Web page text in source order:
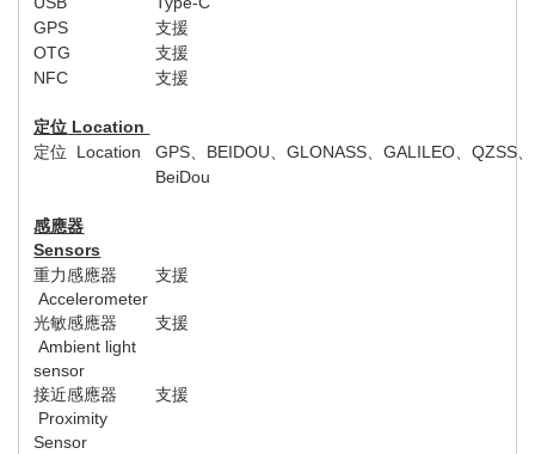
GPS
支援
OTG
支援
NFC
支援
定位 Location
定位 Location GPS BEIDOU 、GLONASS 、GALILEO 、QZSS
BeiDou
感應器
Sensors
重力感應器
Accelerometer
支援
光敏感應器
Ambient light
sensor
支援
接近感應器
Proximity
Sensor
支援